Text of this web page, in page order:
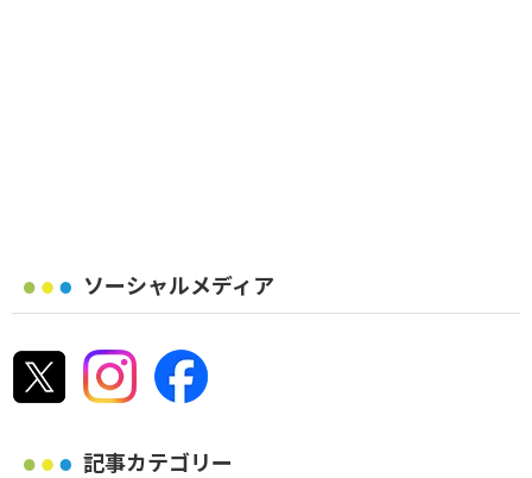
ソーシャルメディア
記事カテゴリー